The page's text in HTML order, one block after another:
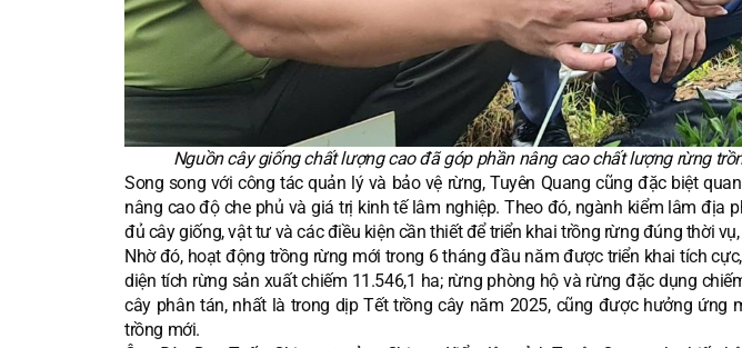
Nguồn cây giống chất lượng cao đã góp phần nâng cao chất lượng rừng
Song song với công tác quản lý và bảo vệ rừng, Tuyên Quang cũng đặc biệt
nâng cao độ che phủ và giá trị kinh tế lâm nghiệp. Theo đó, ngành kiểm lâm địa
đủ cây giống, vật tư và các điều kiện cần thiết để triển khai trồng rừng đúng thời
Nhờ đó, hoạt động trồng rừng mới trong 6 tháng đầu năm được triển khai tích
diện tích rừng sản xuất chiếm 11.546,1 ha; rừng phòng hộ và rừng đặc dụng
cây phân tán, nhất là trong dịp Tết trồng cây năm 2025, cũng được hưởng ứng
trồng mới.